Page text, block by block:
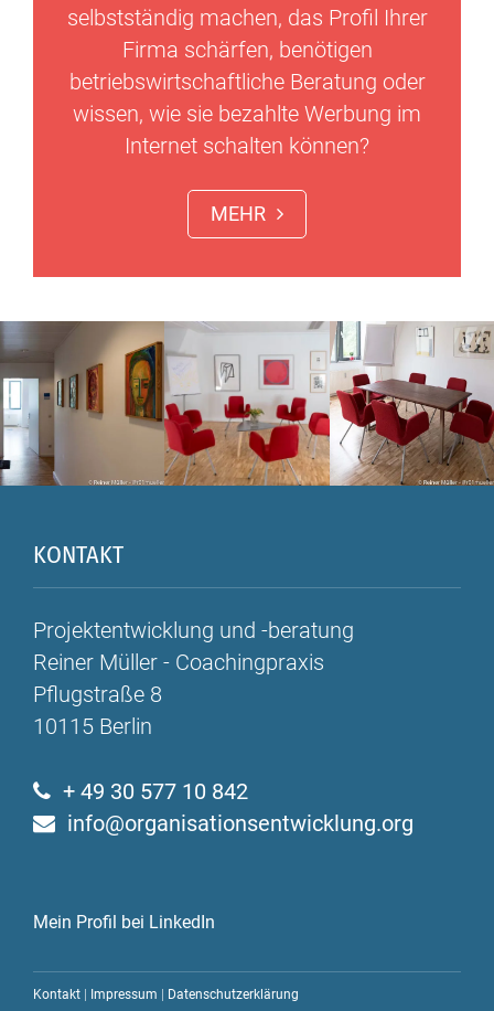
selbstständig machen, das Profil Ihrer
Firma schärfen, benötigen
betriebswirtschaftliche Beratung oder
wissen, wie sie bezahlte Werbung im
Internet schalten können?
MEHR
KONTAKT
Projektentwicklung und -beratung
Reiner Müller - Coachingpraxis
Pflugstraße 8
10115 Berlin
+ 49 30 577 10 842
info@organisationsentwicklung.org
Mein Profil bei LinkedI n
Kontakt | Impressum | Datenschutzerklärung